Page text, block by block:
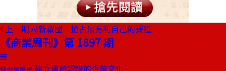
上一期 AI新戰國 搶占最有利自己的賽道
《商業周刊》第 1897 期
建立勇於認錯的企業文化